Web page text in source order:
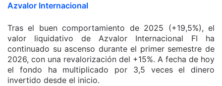
Azvalor Internacional
Tras el buen comportamiento de 2025 (+19,5%), el
valor liquidativo de Azvalor Internacional FI ha
continuado su ascenso durante el primer semestre de
2026, con una revalorización del +15%. A fecha de hoy
el fondo ha multiplicado por 3,5 veces el dinero
invertido desde el inicio.